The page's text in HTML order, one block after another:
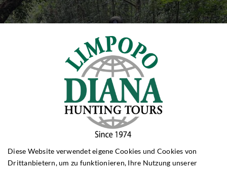
Diese Website verwendet eigene Cookies und Cookies von
Drittanbietern, um zu funktionieren, Ihre Nutzung unserer